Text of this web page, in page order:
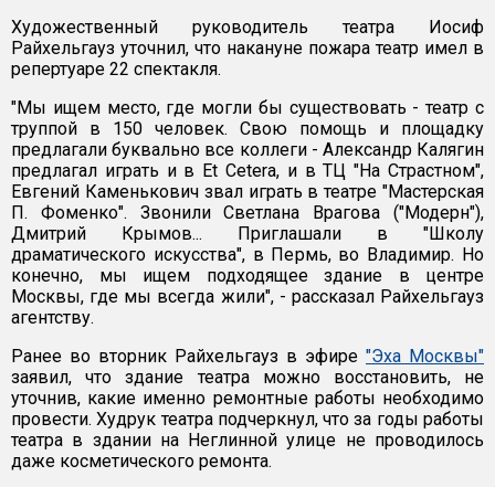
Художественный руководитель театра Иосиф
Райхельгауз уточнил, что накануне пожара театр имел в
репертуаре 22 спектакля.
"Мы ищем место, где могли бы существовать - театр с
труппой в 150 человек. Свою помощь и площадку
предлагали буквально все коллеги - Александр Калягин
предлагал играть и в Et Cetera, и в ТЦ "На Страстном",
Евгений Каменькович звал играть в театре "Мастерская
П. Фоменко". Звонили Светлана Врагова ("Модерн"),
Дмитрий Крымов... Приглашали в "Школу
драматического искусства", в Пермь, во Владимир. Но
конечно, мы ищем подходящее здание в центре
Москвы, где мы всегда жили", - рассказал Райхельгауз
агентству.
Ранее во вторник Райхельгауз в эфире "Эха Москвы"
заявил, что здание театра можно восстановить, не
уточнив, какие именно ремонтные работы необходимо
провести. Худрук театра подчеркнул, что за годы работы
театра в здании на Неглинной улице не проводилось
даже косметического ремонта.